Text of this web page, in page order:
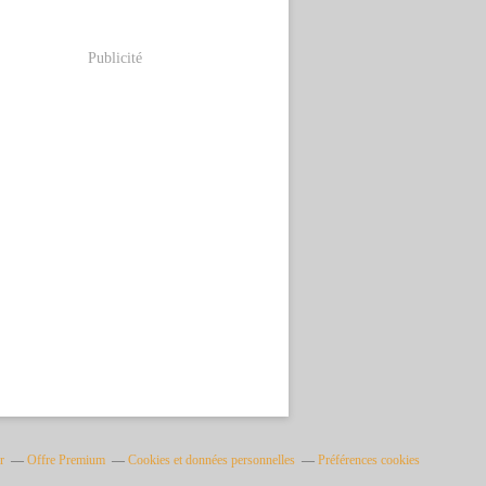
Publicité
Offre Premium Cookies et données personnelles Préférences cookies